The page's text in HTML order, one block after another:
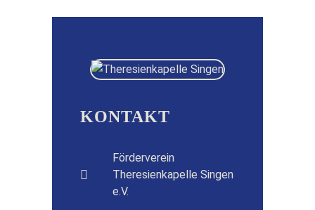
KONTAKT
Förderverein
Theresienkapelle Singen
e.V.